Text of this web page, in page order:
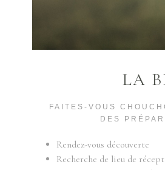
LA
FAITES-VOUS
DES
Rendez-vous découverte
Recherche de lieu de